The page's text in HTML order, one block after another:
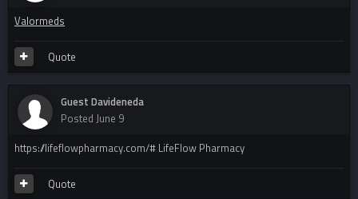
Valormeds
Quote
Guest Davideneda
Posted June 9
https://lifeflowpharmacy.com/# LifeFlow Pharmacy
Quote